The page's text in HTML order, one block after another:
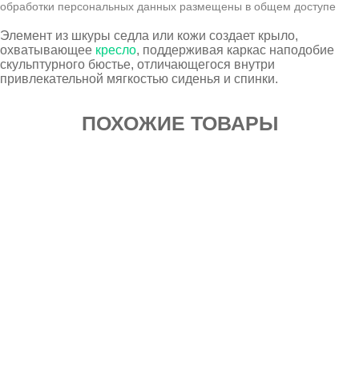
обработки персональных данных размещены в общем доступе
Элемент из шкуры седла или кожи создает крыло,
охватывающее кресло, поддерживая каркас наподобие
скульптурного бюстье, отличающегося внутри
привлекательной мягкостью сиденья и спинки.
ПОХОЖИЕ ТОВАРЫ